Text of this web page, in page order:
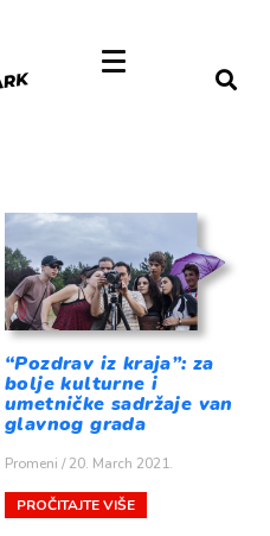
“Pozdrav iz kraja”: za
bolje kulturne i
umetničke sadržaje van
glavnog grada
Promeni 20. March 2021.
PROČITAJTE VIŠE